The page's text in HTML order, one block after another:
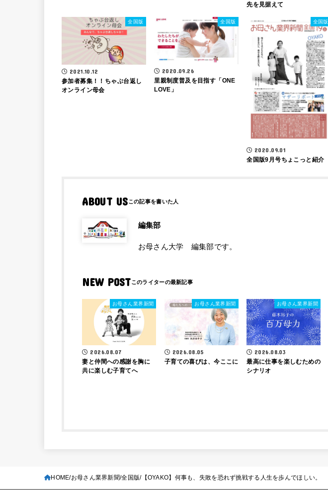
先を見据えて
全国版
2021.10.12
参加者募集！！ちゃぶ台返し
オンライン母会
全国版
2020.09.26
里親制度普及を目指す「ONE
LOVE」
全国版
2020.09.01
全国版9月号ちょこっと紹介
ABOUT US
編集部
お母さん大学 編集部です。
NEW POST
お母さん業界新聞
2026.08.07
妻と仲間への感謝を胸に
共に楽しむ子育てへ
お母さん業界新聞
2026.08.05
子育ての喜びは、今ここに
お母さん業界新聞
2026.08.03
最高に仕事を楽しむための
シナリオ
HOME お母さん業界新聞 全国版 【OYAKO】何事も、失敗を恐れず挑戦する人生を歩んでほしい。